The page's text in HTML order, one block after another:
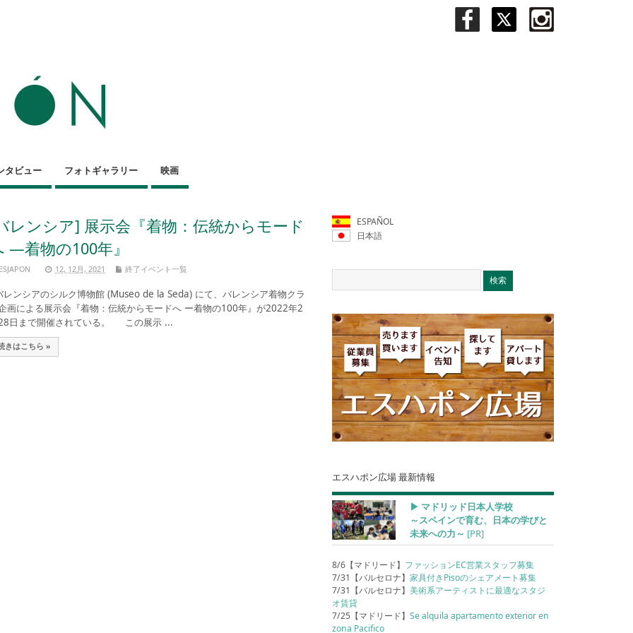
タビュー フォトギャラリー 映画
レンシア] 展示会『着物：伝統からモード
—着物の100年』
12, 12月, 2021 終了イベント一覧
ンシアのシルク博物館 (Museo de la Seda) にて、バレンシア着物クラ
画による展示会『着物：伝統からモードへ ー着物の100年』が2022年2
日まで開催されている。 この展示 ...
きはこちら »
ESPAÑOL
日本語
エスハポン広場 最新情報
▶︎ マドリッド日本人学校
～スペインで育む、日本の学びと
未来への力～ [PR]
8/6【マドリード】 ファッションEC営業スタッフ募集
7/31【バルセロナ】家具付きPisoのシェアメート募集
7/31【バルセロナ】美術系アーティストに最適なスタジ
オ賃貸
7/25【マドリード】Se alquila apartamento exterior en
zona Pacifico